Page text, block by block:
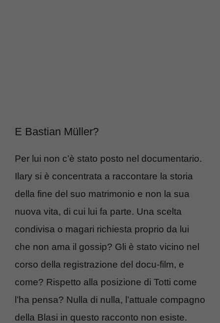
E Bastian Müller?
Per lui non c’è stato posto nel documentario.
Ilary si è concentrata a raccontare la storia
della fine del suo matrimonio e non la sua
nuova vita, di cui lui fa parte. Una scelta
condivisa o magari richiesta proprio da lui
che non ama il gossip? Gli è stato vicino nel
corso della registrazione del docu-film, e
come? Rispetto alla posizione di Totti come
l’ha pensa? Nulla di nulla, l’attuale compagno
della Blasi in questo racconto non esiste.